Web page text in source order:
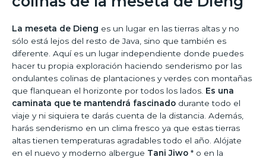
La meseta de Dieng es un lugar en las tierras altas y no
sólo está lejos del resto de Java, sino que también es
diferente. Aquí es un lugar independiente donde puedes
hacer tu propia exploración haciendo senderismo por las
ondulantes colinas de plantaciones y verdes con montañas
que flanquean el horizonte por todos los lados. Es una
caminata que te mantendrá fascinado durante todo el
viaje y ni siquiera te darás cuenta de la distancia. Además,
harás senderismo en un clima fresco ya que estas tierras
altas tienen temperaturas agradables todo el año. Alójate
en el nuevo y moderno albergue Tani Jiwo * o en la